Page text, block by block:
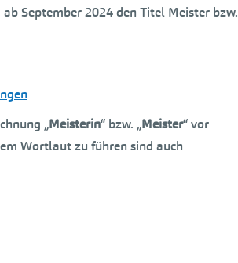
September 2024 den Titel Meister bzw.
„Meisterin“ bzw. „Meister“ vor
Wortlaut zu führen sind auch